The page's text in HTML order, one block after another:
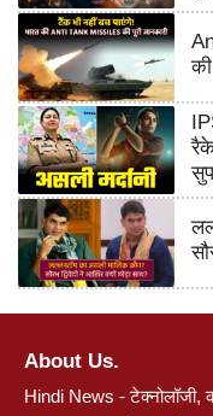
About Us.
Hindi News - टेक्नोलॉजी,